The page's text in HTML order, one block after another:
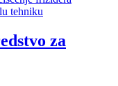
tehniku
za